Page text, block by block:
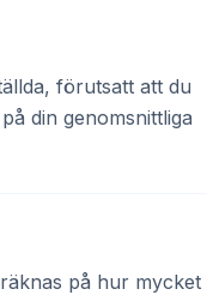
förutsatt att du
din genomsnittliga
på hur mycket